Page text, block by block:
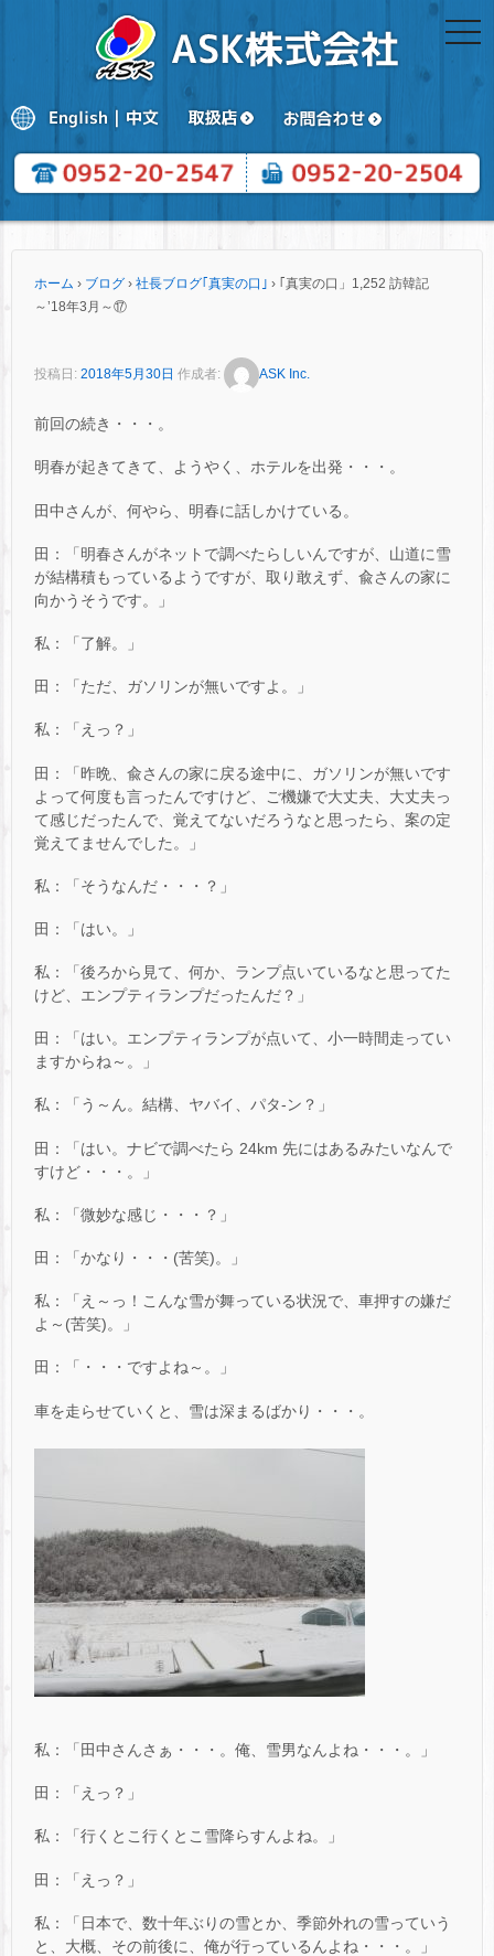
ホーム › ブログ › 社長ブログ｢真実の口｣ › ｢真実の口」1,252 訪韓記
～’18年3月～⑰
投稿日: 2018年5月30日 作成者: ASK Inc.
前回の続き・・・。
明春が起きてきて、ようやく、ホテルを出発・・・。
田中さんが、何やら、明春に話しかけている。
田：「明春さんがネットで調べたらしいんですが、山道に雪
が結構積もっているようですが、取り敢えず、兪さんの家に
向かうそうです。」
私：「了解。」
田：「ただ、ガソリンが無いですよ。」
私：「えっ？」
田：「昨晩、兪さんの家に戻る途中に、ガソリンが無いです
よって何度も言ったんですけど、ご機嫌で大丈夫、大丈夫っ
て感じだったんで、覚えてないだろうなと思ったら、案の定
覚えてませんでした。」
私：「そうなんだ・・・？」
田：「はい。」
私：「後ろから見て、何か、ランプ点いているなと思ってた
けど、エンプティランプだったんだ？」
田：「はい。エンプティランプが点いて、小一時間走ってい
ますからね～。」
私：「う～ん。結構、ヤバイ、パタ-ン？」
田：「はい。ナビで調べたら 24km 先にはあるみたいなんで
すけど・・・。」
私：「微妙な感じ・・・？」
田：「かなり・・・(苦笑)。」
私：「え～っ！こんな雪が舞っている状況で、車押すの嫌だ
よ～(苦笑)。」
田：「・・・ですよね～。」
車を走らせていくと、雪は深まるばかり・・・。
私：「田中さんさぁ・・・。俺、雪男なんよね・・・。」
田：「えっ？」
私：「行くとこ行くとこ雪降らすんよね。」
田：「えっ？」
私：「日本で、数十年ぶりの雪とか、季節外れの雪っていう
と、大概、その前後に、俺が行っているんよね・・・。」